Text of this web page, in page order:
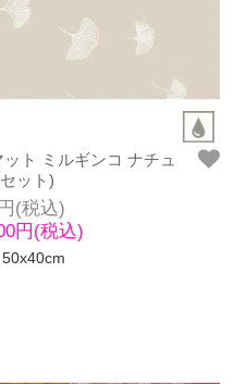
ト ミルギンコ ナチュ
ット)
(税込)
円(税込)